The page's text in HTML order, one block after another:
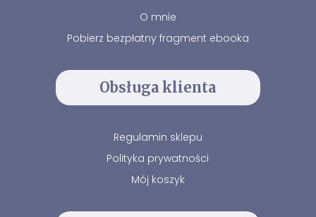
O mnie
Pobierz bezpłatny fragment ebooka
Obsługa klienta
Regulamin sklepu
Polityka prywatności
Mój koszyk